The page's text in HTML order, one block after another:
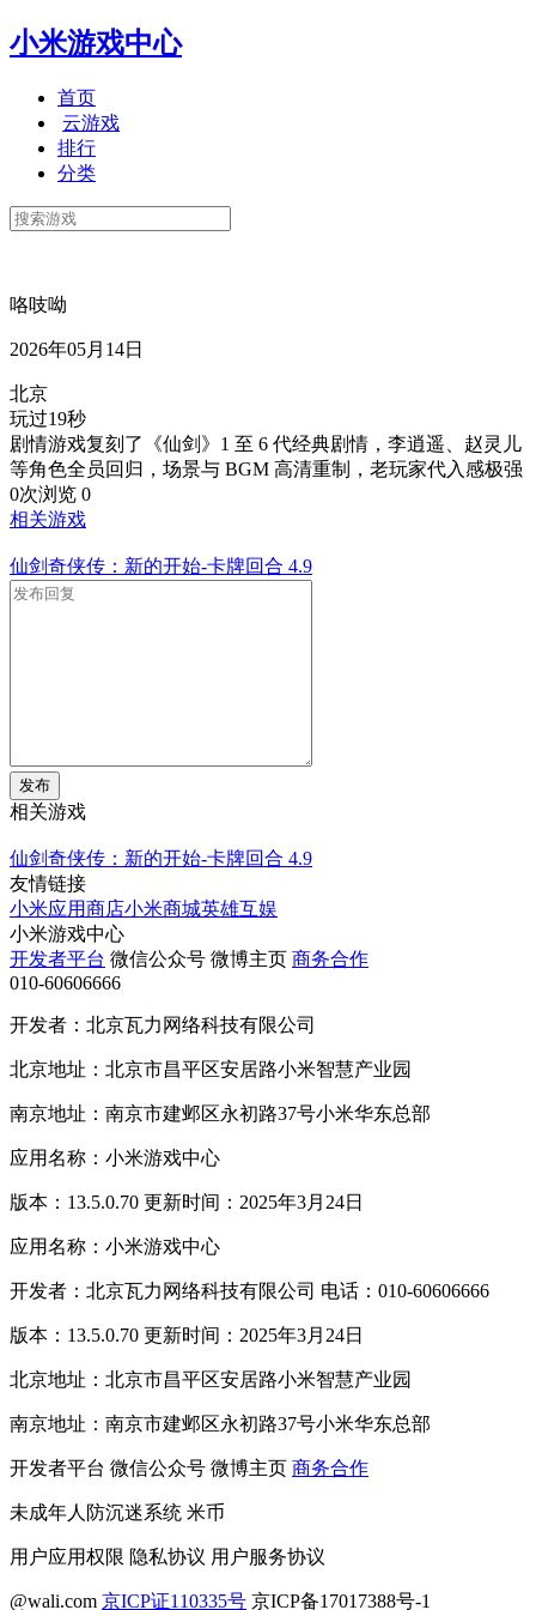
小米游戏中心
首页
云游戏
排行
分类
咯吱呦
2026年05月14日
北京
玩过19秒
剧情游戏复刻了《仙剑》1 至 6 代经典剧情，李逍遥、赵灵儿
等角色全员回归，场景与 BGM 高清重制，老玩家代入感极强
0次浏览 0
相关游戏
仙剑奇侠传：新的开始-卡牌回合 4.9
发布
相关游戏
仙剑奇侠传：新的开始-卡牌回合 4.9
友情链接
小米应用商店小米商城英雄互娱
小米游戏中心
开发者平台 微信公众号 微博主页 商务合作
010-60606666
开发者：北京瓦力网络科技有限公司
北京地址：北京市昌平区安居路小米智慧产业园
南京地址：南京市建邺区永初路37号小米华东总部
应用名称：小米游戏中心
版本：13.5.0.70 更新时间：2025年3月24日
应用名称：小米游戏中心
开发者：北京瓦力网络科技有限公司 电话：010-60606666
版本：13.5.0.70 更新时间：2025年3月24日
北京地址：北京市昌平区安居路小米智慧产业园
南京地址：南京市建邺区永初路37号小米华东总部
开发者平台 微信公众号 微博主页 商务合作
未成年人防沉迷系统 米币
用户应用权限 隐私协议 用户服务协议
@wali.com 京ICP证110335号 京ICP备17017388号-1